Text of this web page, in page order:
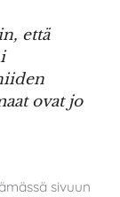
että
ovat jo
sivuun